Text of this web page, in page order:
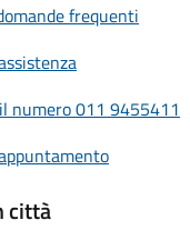
frequenti
numero 011 9455411
città